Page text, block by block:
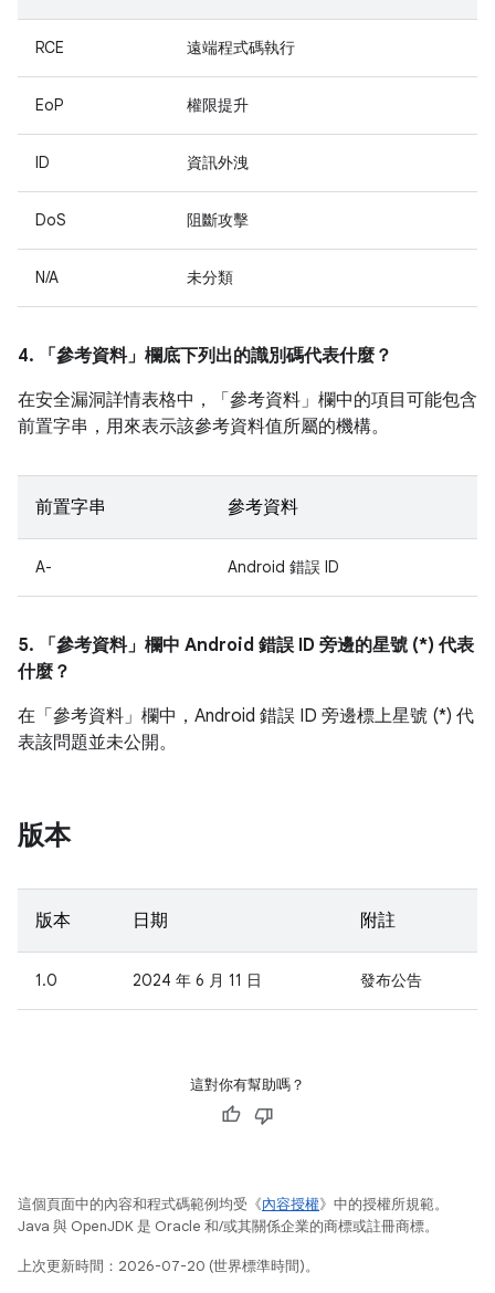
RCE 遠端程式碼執行
EoP 權限提升
ID 資訊外洩
DoS 阻斷攻擊
N/A 未分類
4. 「參考資料」 欄底下列出的識別碼代表什麼？
在安全漏洞詳情表格中，「參考資料」 欄中的項目可能包含
前置字串，用來表示該參考資料值所屬的機構。
前置字串 參考資料
A- Android 錯誤 ID
5. 「參考資料」 欄中 Android 錯誤 ID 旁邊的星號 (*) 代表
什麼？
在「參考資料」 欄中，Android 錯誤 ID 旁邊標上星號 (*) 代
表該問題並未公開。
版本
版本 日期 附註
1.0 2024 年 6 月 11 日 發布公告
這對你有幫助嗎？
這個頁面中的內容和程式碼範例均受《內容授權》中的授權所規範。
Java 與 OpenJDK 是 Oracle 和/或其關係企業的商標或註冊商標。
上次更新時間：2026-07-20 (世界標準時間)。